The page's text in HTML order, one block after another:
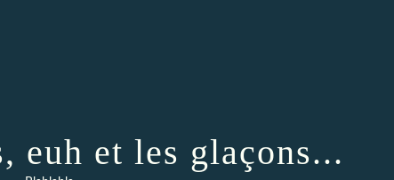
euh et les glaçons...